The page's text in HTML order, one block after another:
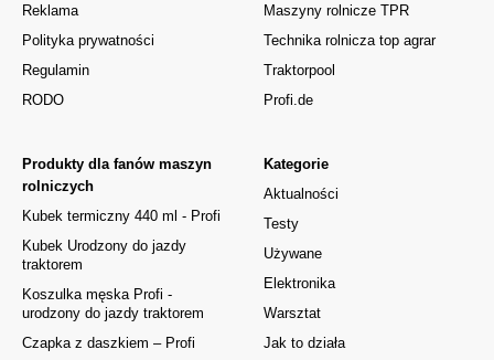
Reklama
Polityka prywatności
Regulamin
RODO
Kategorie
Aktualności
Testy
Używane
Elektronika
Warsztat
Jak to działa
Produkty dla fanów maszyn
rolniczych
Kubek termiczny 440 ml - Profi
Kubek Urodzony do jazdy
traktorem
Koszulka męska Profi -
urodzony do jazdy traktorem
Czapka z daszkiem – Profi
Maszyny rolnicze TPR
Technika rolnicza top agrar
Traktorpool
Profi.de